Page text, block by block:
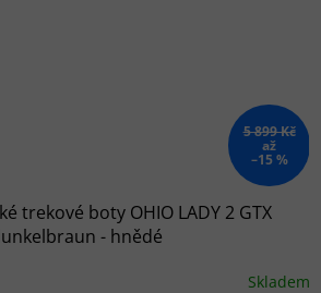
5 899 Kč
až
–15 %
trekové boty OHIO LADY 2 GTX
- hnědé
Skladem